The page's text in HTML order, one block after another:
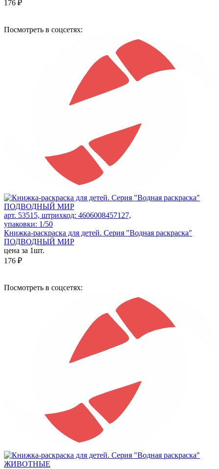
176 ₽
Посмотреть в соцсетях:
арт. 53515, штрихкод: 4606008457127,
упаковки: 1/50
Книжка-раскраска для детей. Серия "Водная раскраска"
ПОДВОДНЫЙ МИР
цена за 1шт.
176 ₽
Посмотреть в соцсетях: